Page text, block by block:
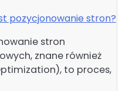
pozycjonowanie stron?
stron
znane również
to proces,